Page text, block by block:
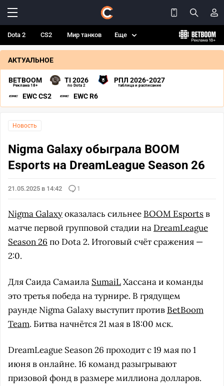
Dota 2 CS2 Мир танков Еще
АКТУАЛЬНОЕ
BETBOOM
Реклама 18+
TI 2026
по Dota 2
РПЛ 2026-2027
таблица и расписание
EWC CS2 EWC R6
Новость
Nigma Galaxy обыграла BOOM
Esports на DreamLeague Season 26
21.05.2025 в 14:42 1
Nigma Galaxyоказалась сильнее BOOM Esportsв
матче первой групповой стадии на DreamLeague
Season 26 по Dota 2. Итоговый счёт сражения —
2:0.
Для Саида Самаила SumaiLХассана и команды
это третья победа на турнире. В грядущем
раунде Nigma Galaxy выступит против BetBoom
Team. Битва начнётся 21 мая в 18:00 мск.
DreamLeague Season 26 проходит с 19 мая по 1
июня в онлайне. 16 команд разыгрывают
призовой фонд в размере миллиона долларов.